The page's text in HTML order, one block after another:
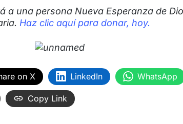
a una persona Nueva Esperanza de
Haz clic aquí para donar, hoy.
on X LinkedIn WhatsApp
Copy Link